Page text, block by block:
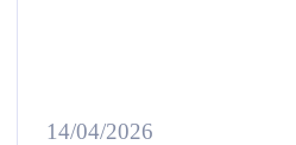
14/04/2026